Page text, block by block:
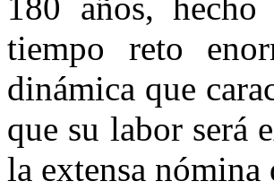
180 años,
tiempo reto
dinámica que
que su labor será
la extensa nómina